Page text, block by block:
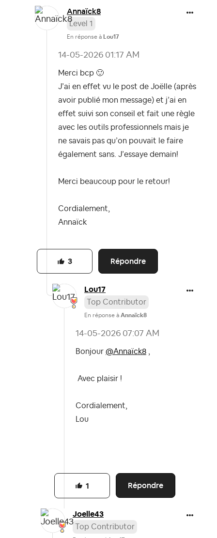
Annaïck8
Level 1
En réponse à Lou17
‎14-05-2026 01:17 AM
Merci bcp 🙂
J’ai en effet vu le post de Joëlle (après
avoir publié mon message) et j’ai en
effet suivi son conseil et fait une règle
avec les outils professionnels mais je
ne savais pas qu’on pouvait le faire
également sans. J’essaye demain!
Merci beaucoup pour le retour!
Cordialement,
Annaïck
Répondre
3
Lou17
Top Contributor
En réponse à Annaïck8
‎14-05-2026 07:07 AM
Bonjour @Annaïck8 ,
Avec plaisir !
Cordialement,
Lou
Répondre
1
Joelle43
Top Contributor